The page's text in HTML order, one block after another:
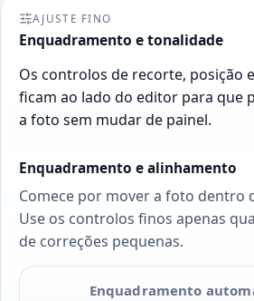
AJUSTE FINO
Enquadramento e tonalidade
Os controlos de recorte, posição
ficam ao lado do editor para que
a foto sem mudar de painel.
Enquadramento e alinhamento
Comece por mover a foto dentro
Use os controlos finos apenas
de correções pequenas.
Enquadramento